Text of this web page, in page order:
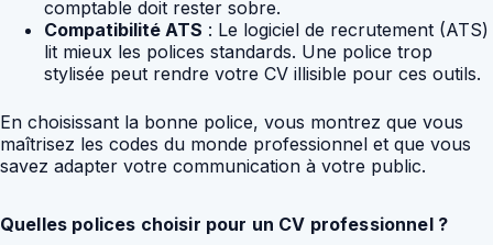
comptable doit rester sobre.
Compatibilité ATS : Le logiciel de recrutement (ATS)
lit mieux les polices standards. Une police trop
stylisée peut rendre votre CV illisible pour ces outils.
En choisissant la bonne police, vous montrez que vous
maîtrisez les codes du monde professionnel et que vous
savez adapter votre communication à votre public.
Quelles polices choisir pour un CV professionnel ?